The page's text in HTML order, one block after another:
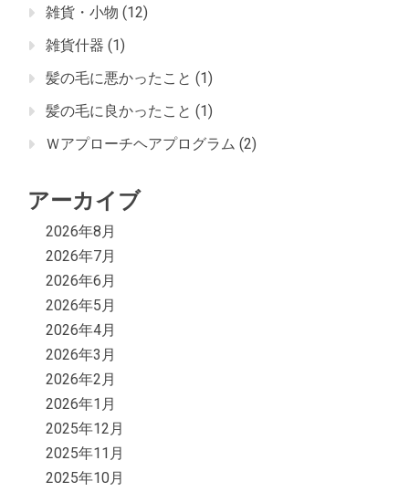
雑貨・小物 (12)
雑貨什器 (1)
髪の毛に悪かったこと (1)
髪の毛に良かったこと (1)
Ｗアプローチヘアプログラム (2)
アーカイブ
2026年8月
2026年7月
2026年6月
2026年5月
2026年4月
2026年3月
2026年2月
2026年1月
2025年12月
2025年11月
2025年10月